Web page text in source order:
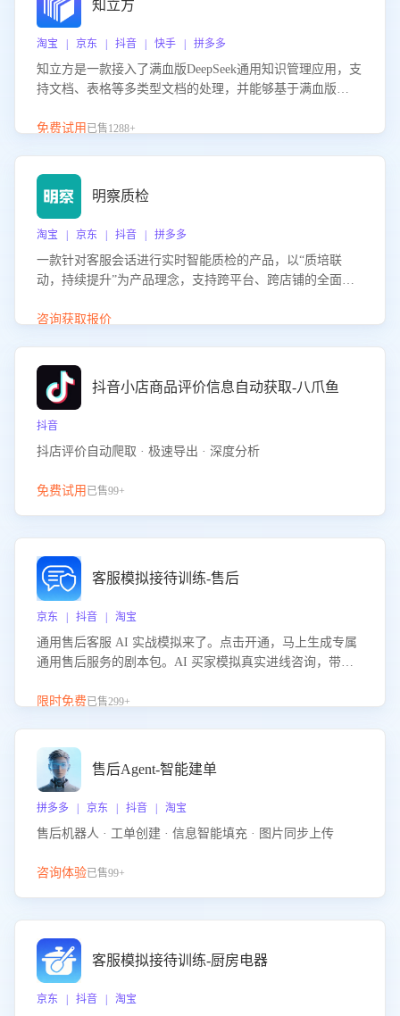
知立方
淘宝 | 京东 | 抖音 | 快手 | 拼多多
知立方是一款接入了满血版DeepSeek通用知识管理应用，支
持文档、表格等多类型文档的处理，并能够基于满血版
识支持，帮助用户高效管理和利用知识资源。通过该产品，
免费试用 已售1288+
明察质检
淘宝 | 京东 | 抖音 | 拼多多
一款针对客服会话进行实时智能质检的产品，以“质培联
动，持续提升”为产品理念，支持跨平台、跨店铺的全面、
升客服团队的销服能力。
咨询获取报价
抖音小店商品评价信息自动获取-八爪鱼
抖音
抖店评价自动爬取 · 极速导出 · 深度分析
免费试用 已售99+
客服模拟接待训练-售后
京东 | 抖音 | 淘宝
通用售后客服 AI 实战模拟来了。点击开通，马上生成专属
通用售后服务的剧本包。AI 买家模拟真实进线咨询，带您
的应对要点，轻松提升服务能力。
限时免费已售299+
售后Agent-智能建单
拼多多 | 京东 | 抖音 | 淘宝
售后机器人 · 工单创建 · 信息智能填充 · 图片同步上传
咨询体验已售99+
客服模拟接待训练-厨房电器
京东 | 抖音 | 淘宝